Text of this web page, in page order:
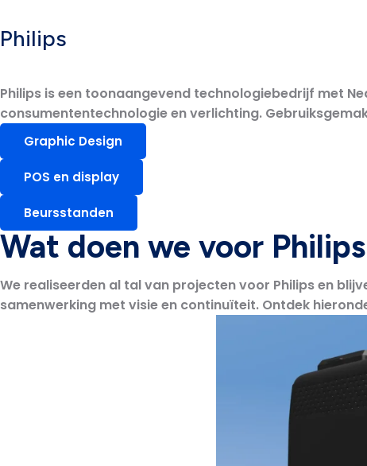
Philips
Philips is een toonaangevend technologiebedrijf met
consumententechnologie en verlichting.
Graphic Design
POS en display
Beursstanden
Wat doen we voor Philips
We realiseerden al tal van projecten voor Philips en
samenwerking met visie en continuïteit. Ontdek